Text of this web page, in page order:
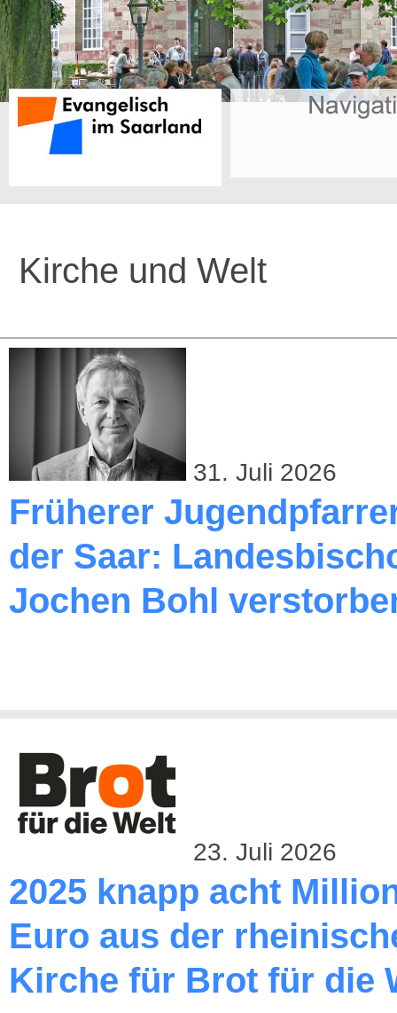
Kirche und Welt
31. Juli 2026
Früherer
der Saar:
Jochen Bohl
23. Juli 2026
2025 knapp acht
Euro aus der
Kirche für Brot für die